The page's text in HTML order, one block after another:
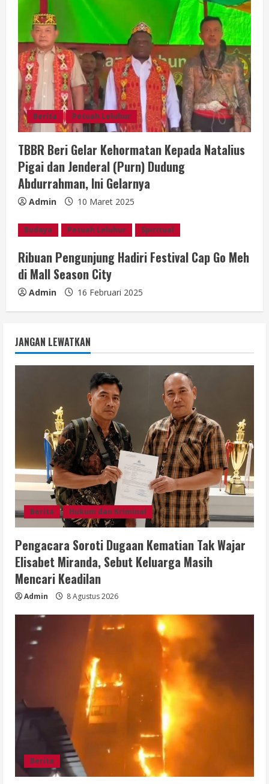
Berita Petuah Leluhur
TBBR Beri Gelar Kehormatan Kepada Natalius
Pigai dan Jenderal (Purn) Dudung
Abdurrahman, Ini Gelarnya
Admin 10 Maret 2025
Budaya Petuah Leluhur Spiritual
Ribuan Pengunjung Hadiri Festival Cap Go Meh
di Mall Season City
Admin 16 Februari 2025
JANGAN LEWATKAN
Berita Hukum dan Kriminal
Pengacara Soroti Dugaan Kematian Tak Wajar
Elisabet Miranda, Sebut Keluarga Masih
Mencari Keadilan
Admin 8 Agustus 2026
Berita